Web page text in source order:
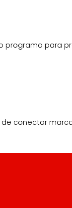
programa para
de conectar